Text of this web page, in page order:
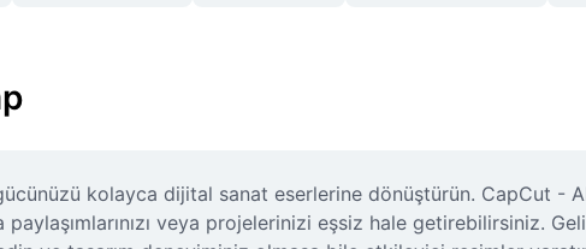
kolayca dijital sanat eserlerine dönüştürün. CapCut -
veya projelerinizi eşsiz hale getirebilirsiniz.